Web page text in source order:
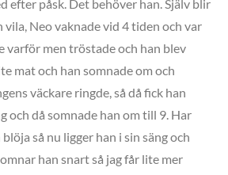
efter påsk. Det behöver han. Själv blir
Neo vaknade vid 4 tiden och var
varför men tröstade och han blev
mat och han somnade om och
väckare ringde, så då fick han
och då somnade han om till 9. Har
så nu ligger han i sin säng och
han snart så jag får lite mer